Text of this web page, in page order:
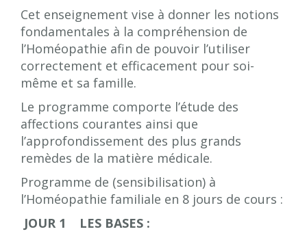
Cet enseignement vise à donner les notions
fondamentales à la compréhension de
l’Homéopathie afin de pouvoir l’utiliser
correctement et efficacement pour soi-
même et sa famille.
Le programme comporte l’étude des
affections courantes ainsi que
l’approfondissement des plus grands
remèdes de la matière médicale.
Programme de (sensibilisation) à
l’Homéopathie familiale en 8 jours de cours :
JOUR 1 LES BASES :